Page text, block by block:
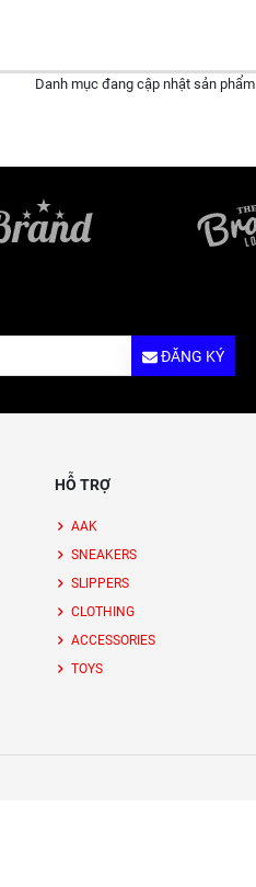
Danh mục đang cập nhật sản phẩm
ĐĂNG KÝ
HỖ TRỢ
AAK
SNEAKERS
SLIPPERS
CLOTHING
ACCESSORIES
TOYS